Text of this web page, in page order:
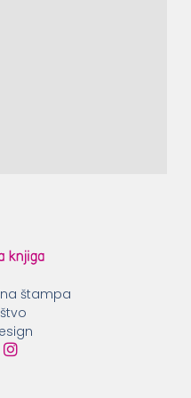
štampa